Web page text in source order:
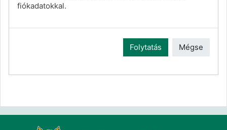
fiókadatokkal.
Folytatás Mégse